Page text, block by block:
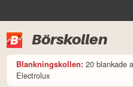
Börskollen
Blankningskollen: 20 blankade
Electrolux